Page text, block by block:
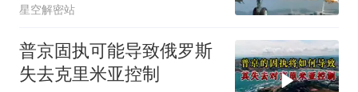
星空解密站
普京固执可能导致俄罗斯
失去克里米亚控制